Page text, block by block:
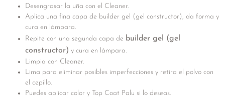
Desengrasar la uña con el Cleaner.
Aplica una fina capa de builder gel (gel constructor), da forma y
cura en lámpara.
Repite con una segunda capa de builder gel (gel
constructor) y cura en lámpara.
Limpia con Cleaner.
Lima para eliminar posibles imperfecciones y retira el polvo con
el cepillo.
Puedes aplicar color y Top Coat Palu si lo deseas.